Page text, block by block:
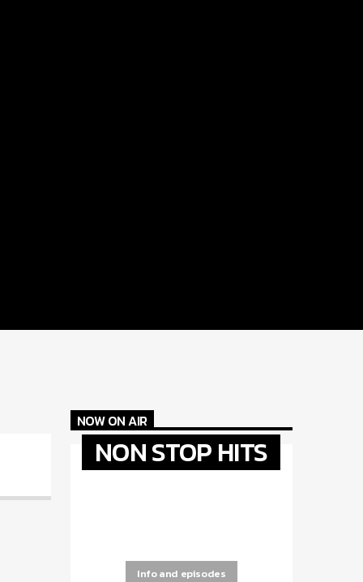
NOW ON AIR
NON STOP HITS
Info and episodes